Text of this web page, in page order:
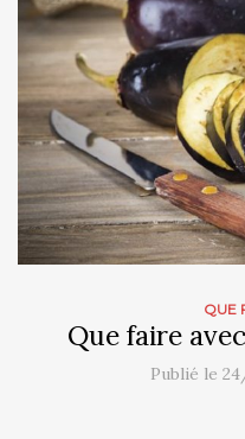
QUE
Que faire
Publié le